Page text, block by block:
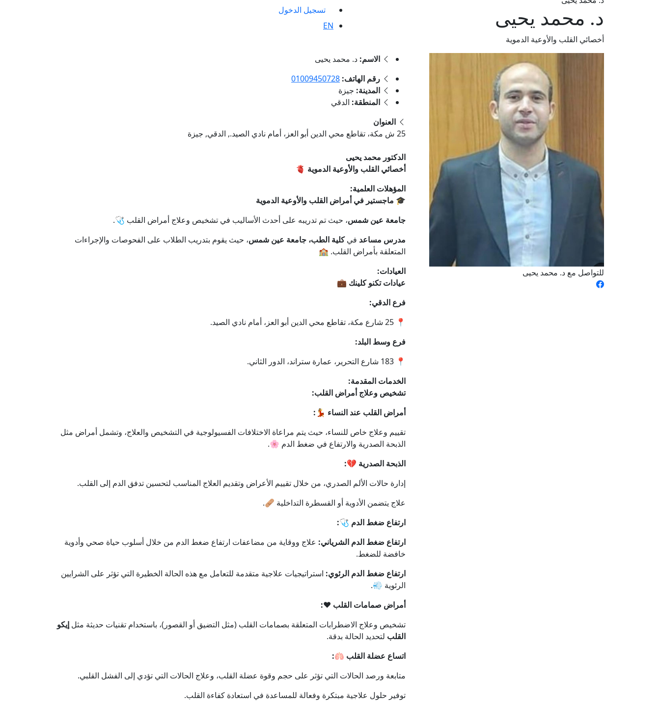
تسجيل الدخول
EN
د. محمد يحيى
أخصائي القلب والأوعية الدموية
للتواصل مع د. محمد يحيى
الاسم: د. محمد يحيى
رقم الهاتف: 01009450728
المدينة: جيزة
المنطقة: الدقي
العنوان
25 ش مكة، تقاطع محي الدين أبو العز، أمام نادي الصيد., الدقي, جيزة
الدكتور محمد يحيى
أخصائي القلب والأوعية الدموية
المؤهلات العلمية:
🎓 ماجستير في أمراض القلب والأوعية الدموية
جامعة عين شمس، حيث تم تدريبه على أحدث الأساليب في تشخيص وعلاج أمراض القلب 🩺.
مدرس مساعد فيكلية الطب، جامعة عين شمس، حيث يقوم بتدريب الطلاب على الفحوصات والإجراءات
المتعلقة بأمراض القلب. 🏫
العيادات:
عيادات تكنو كلينك 💼
فرع الدقي:
📍 25 شارع مكة، تقاطع محي الدين أبو العز، أمام نادي الصيد.
فرع وسط البلد:
📍 183 شارع التحرير، عمارة ستراند، الدور الثاني.
الخدمات المقدمة:
تشخيص وعلاج أمراض القلب:
أمراض القلب عند النساء 💃:
تقييم وعلاج خاص للنساء، حيث يتم مراعاة الاختلافات الفسيولوجية في التشخيص والعلاج، وتشمل أمراض مثل
الذبحة الصدرية والارتفاع في ضغط الدم 🌸.
الذبحة الصدرية 💔:
إدارة حالات الألم الصدري، من خلال تقييم الأعراض وتقديم العلاج المناسب لتحسين تدفق الدم إلى القلب.
علاج يتضمن الأدوية أو القسطرة التداخلية 🩹.
ارتفاع ضغط الدم 🩺:
ارتفاع ضغط الدم الشرياني: علاج ووقاية من مضاعفات ارتفاع ضغط الدم من خلال أسلوب حياة صحي وأدوية
خافضة للضغط.
ارتفاع ضغط الدم الرئوي: استراتيجيات علاجية متقدمة للتعامل مع هذه الحالة الخطيرة التي تؤثر على الشرايين
الرئوية 💨.
أمراض صمامات القلب ❤️:
تشخيص وعلاج الاضطرابات المتعلقة بصمامات القلب (مثل التضيق أو القصور)، باستخدام تقنيات حديثة مثل إيكو
القلب لتحديد الحالة بدقة.
اتساع عضلة القلب 🫁:
متابعة ورصد الحالات التي تؤثر على حجم وقوة عضلة القلب، وعلاج الحالات التي تؤدي إلى الفشل القلبي.
توفير حلول علاجية مبتكرة وفعالة للمساعدة في استعادة كفاءة القلب.